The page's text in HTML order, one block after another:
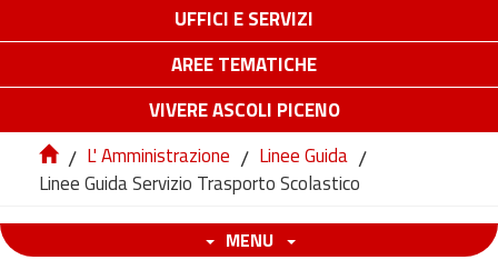
UFFICI E SERVIZI
AREE TEMATICHE
VIVERE ASCOLI PICENO
/ L' Amministrazione / Linee Guida /
Linee Guida Servizio Trasporto Scolastico
MENU